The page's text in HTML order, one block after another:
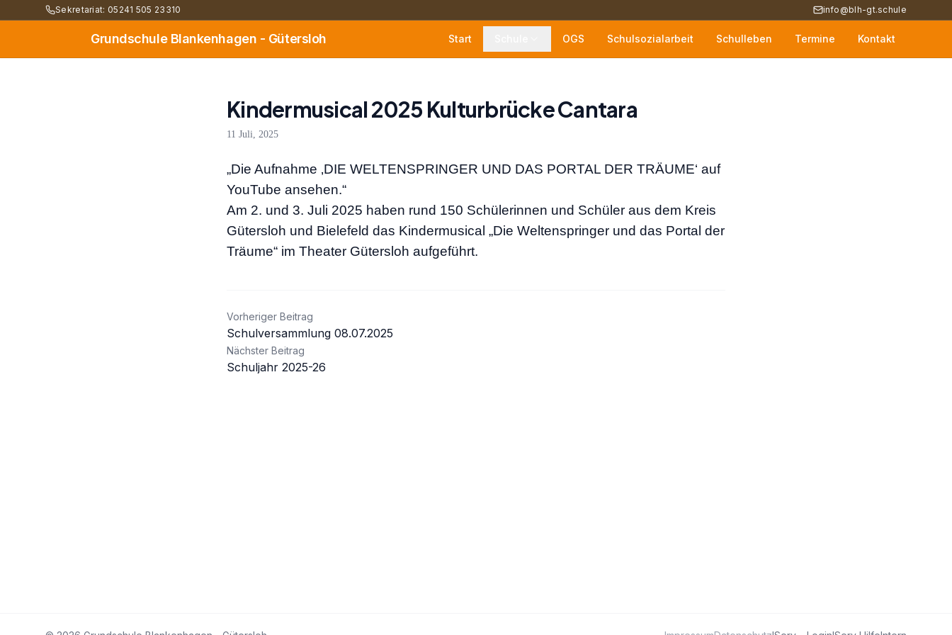
Sekretariat: 05241 505 23310 info@blh-gt.schule
Grundschule Blankenhagen - Gütersloh Start OGS Schulsozialarbeit Schulleben Termine Kontakt
Kindermusical 2025 Kulturbrücke Cantara
11 Juli, 2025
„Die Aufnahme ‚DIE WELTENSPRINGER UND DAS PORTAL DER TRÄUME‘ auf
YouTube ansehen.“
Am 2. und 3. Juli 2025 haben rund 150 Schülerinnen und Schüler aus dem Kreis
Gütersloh und Bielefeld das Kindermusical „Die Weltenspringer und das Portal der
Träume“ im Theater Gütersloh aufgeführt.
Beitragsnavigation
Vorheriger Beitrag
Schulversammlung 08.07.2025
Nächster Beitrag
Schuljahr 2025-26